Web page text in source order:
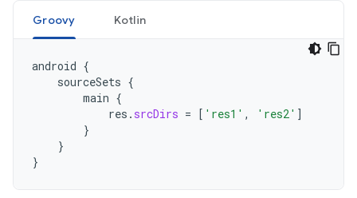
Groovy Kotlin
android {
sourceSets {
main {
res . srcDirs = [ 'res1' , 'res2' ]
}
}
}